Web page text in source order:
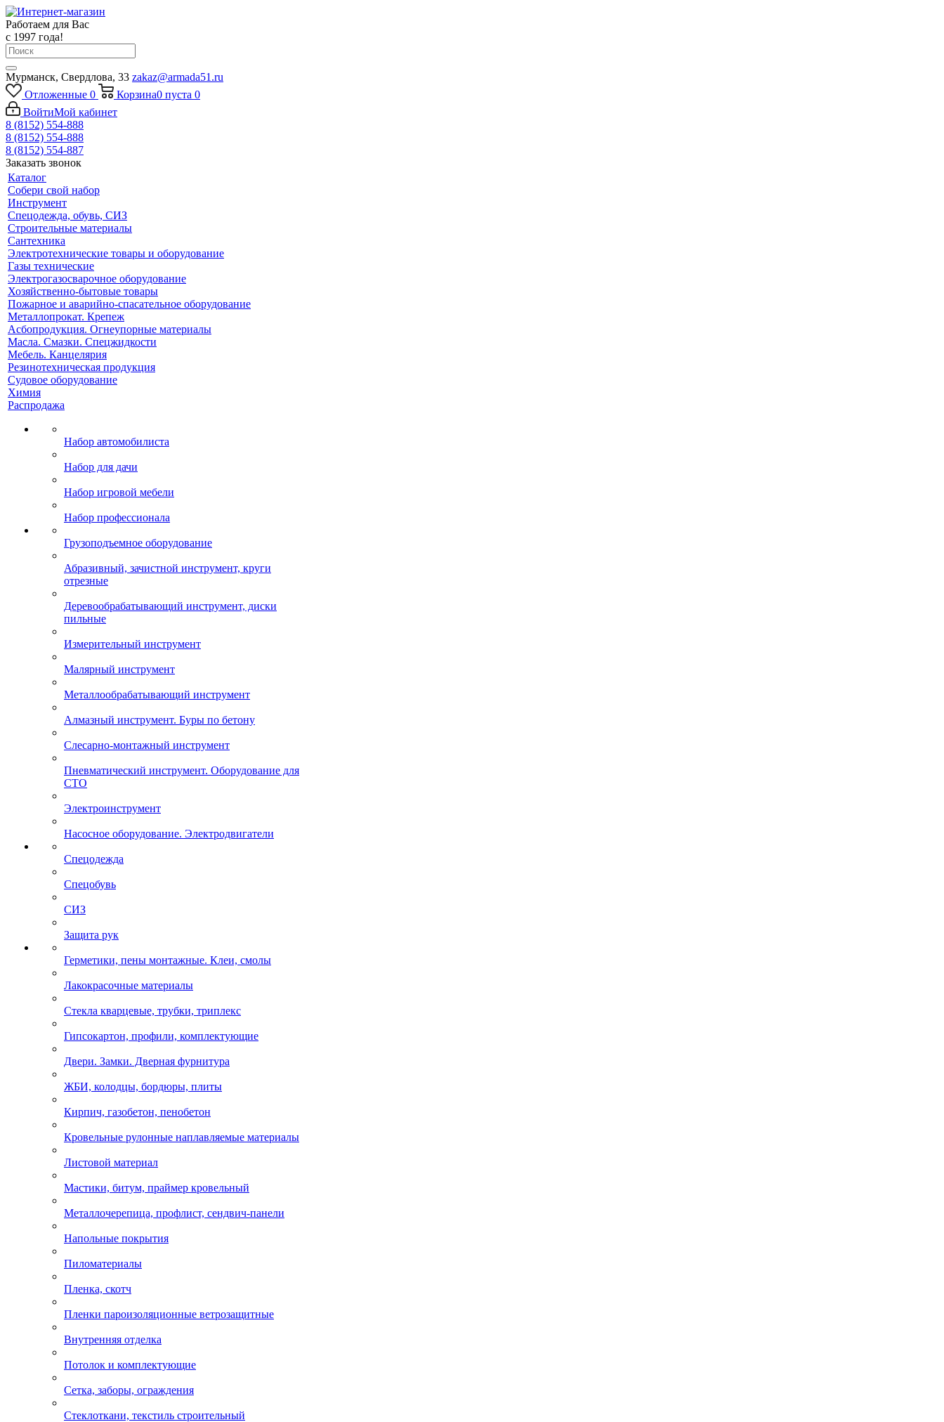
Работаем для Вас
с 1997 года!
Мурманск, Свердлова, 33 zakaz@armada51.ru
Отложенные 0 Корзина0 пуста 0
ВойтиМой кабинет
8 (8152) 554-888
8 (8152) 554-888
8 (8152) 554-887
Заказать звонок
Каталог
Собери свой набор
Инструмент
Спецодежда, обувь, СИЗ
Строительные материалы
Сантехника
Электротехнические товары и оборудование
Газы технические
Электрогазосварочное оборудование
Хозяйственно-бытовые товары
Пожарное и аварийно-спасательное оборудование
Металлопрокат. Крепеж
Асбопродукция. Огнеупорные материалы
Масла. Смазки. Спецжидкости
Мебель. Канцелярия
Резинотехническая продукция
Судовое оборудование
Химия
Распродажа
Набор автомобилиста
Набор для дачи
Набор игровой мебели
Набор профессионала
Грузоподъемное оборудование
Абразивный, зачистной инструмент, круги
отрезные
Деревообрабатывающий инструмент, диски
пильные
Измерительный инструмент
Малярный инструмент
Металлообрабатывающий инструмент
Алмазный инструмент. Буры по бетону
Слесарно-монтажный инструмент
Пневматический инструмент. Оборудование для
СТО
Электроинструмент
Насосное оборудование. Электродвигатели
Спецодежда
Спецобувь
СИЗ
Защита рук
Герметики, пены монтажные. Клеи, смолы
Лакокрасочные материалы
Стекла кварцевые, трубки, триплекс
Гипсокартон, профили, комплектующие
Двери. Замки. Дверная фурнитура
ЖБИ, колодцы, бордюры, плиты
Кирпич, газобетон, пенобетон
Кровельные рулонные наплавляемые материалы
Листовой материал
Мастики, битум, праймер кровельный
Металлочерепица, профлист, сендвич-панели
Напольные покрытия
Пиломатериалы
Пленка, скотч
Пленки пароизоляционные ветрозащитные
Внутренняя отделка
Потолок и комплектующие
Сетка, заборы, ограждения
Стеклоткани, текстиль строительный